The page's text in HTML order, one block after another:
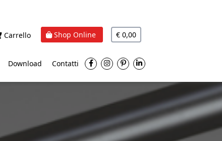
Carrello Shop Online € 0,00
Download Contatti